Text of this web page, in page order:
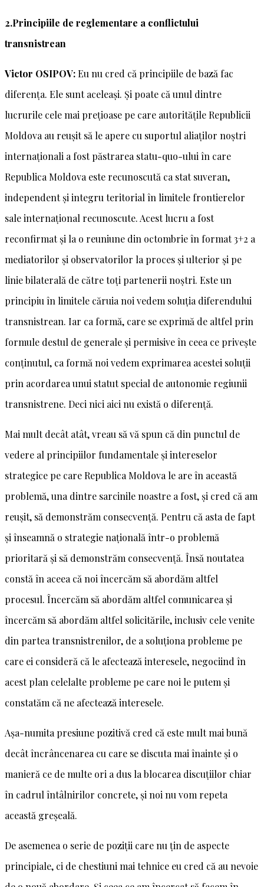
2.Principiile de reglementare a conflictului
transnistrean
Victor OSIPOV:Eu nu cred că principiile de bază fac
diferența. Ele sunt aceleași. Și poate că unul dintre
lucrurile cele mai prețioase pe care autoritățile Republicii
Moldova au reușit să le apere cu suportul aliaților noștri
internaționali a fost păstrarea statu-quo-ului în care
Republica Moldova este recunoscută ca stat suveran,
independent și integru teritorial în limitele frontierelor
sale internațional recunoscute. Acest lucru a fost
reconfirmat și la o reuniune din octombrie în format 3+2 a
mediatorilor și observatorilor la proces și ulterior și pe
linie bilaterală de către toți partenerii noștri. Este un
principiu în limitele căruia noi vedem soluția diferendului
transnistrean. Iar ca formă, care se exprimă de altfel prin
formule destul de generale și permisive în ceea ce privește
conținutul, ca formă noi vedem exprimarea acestei soluții
prin acordarea unui statut special de autonomie regiunii
transnistrene. Deci nici aici nu există o diferență.
Mai mult decât atât, vreau să vă spun că din punctul de
vedere al principiilor fundamentale și intereselor
strategice pe care Republica Moldova le are în această
problemă, una dintre sarcinile noastre a fost, și cred că am
reușit, să demonstrăm consecvență. Pentru că asta de fapt
și înseamnă o strategie națională într-o problemă
prioritară și să demonstrăm consecvență. Însă noutatea
constă în aceea că noi încercăm să abordăm altfel
procesul. Încercăm să abordăm altfel comunicarea și
încercăm să abordăm altfel solicitările, inclusiv cele venite
din partea transnistrenilor, de a soluționa probleme pe
care ei consideră că le afectează interesele, negociind în
acest plan celelalte probleme pe care noi le putem și
constatăm că ne afectează interesele.
Așa-numita presiune pozitivă cred că este mult mai bună
decât încrâncenarea cu care se discuta mai înainte și o
manieră ce de multe ori a dus la blocarea discuțiilor chiar
în cadrul întâlnirilor concrete, și noi nu vom repeta
această greșeală.
De asemenea o serie de poziții care nu țin de aspecte
principiale, ci de chestiuni mai tehnice eu cred că au nevoie